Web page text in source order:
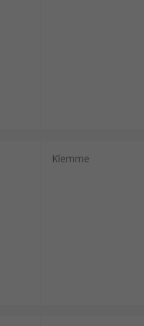
Klemme